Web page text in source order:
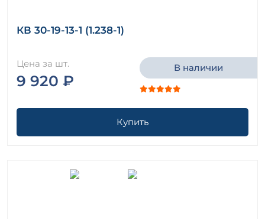
КВ 30-19-13-1 (1.238-1)
Цена за шт.
9 920 ₽
В наличии
Купить